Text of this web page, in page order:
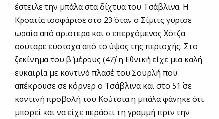
έστειλε την μπάλα στα δίχτυα του Τσάβλινα. Η
Κροατία ισοφάρισε στο 23΄ όταν ο Σίμιτς γύρισε
ωραία από αριστερά και ο επερχόμενος Χότζα
σούταρε εύστοχα από το ύψος της περιοχής. Στο
ξεκίνημα του β΄ μέρους (47΄) η Εθνική είχε μια καλή
ευκαιρία με κοντινό πλασέ του Σουρλή που
απέκρουσε σε κόρνερ ο Τσάβλινα και στο 51΄ σε
κοντινή προβολή του Κούτσια η μπάλα φάνηκε ότι
μπορεί και να είχε περάσει τη γραμμή πριν την